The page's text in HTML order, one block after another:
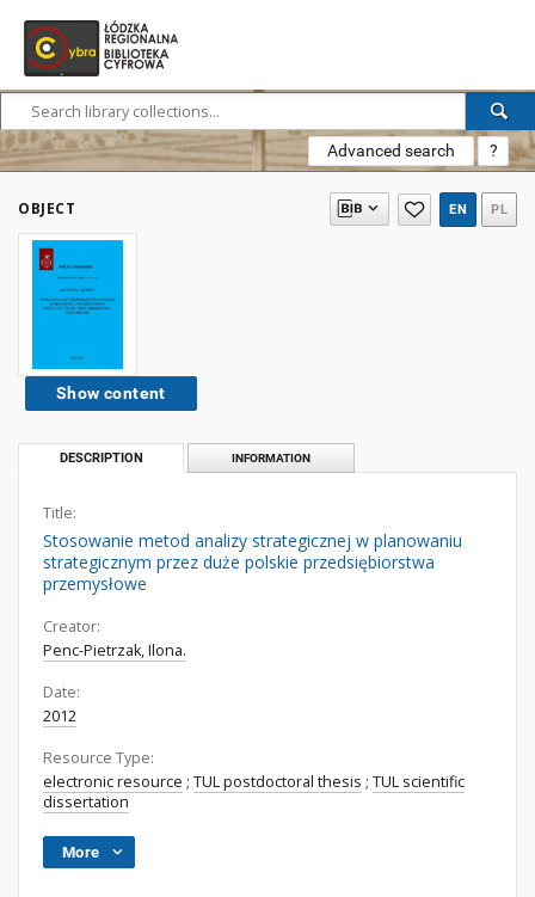
Advanced search ?
OBJECT EN PL
Show content
DESCRIPTION INFORMATION
Title:
Stosowanie metod analizy strategicznej w planowaniu
strategicznym przez duże polskie przedsiębiorstwa
przemysłowe
Creator:
Penc-Pietrzak, Ilona.
Date:
2012
Resource Type:
electronic resource ; TUL postdoctoral thesis ; TUL scientific
dissertation
More